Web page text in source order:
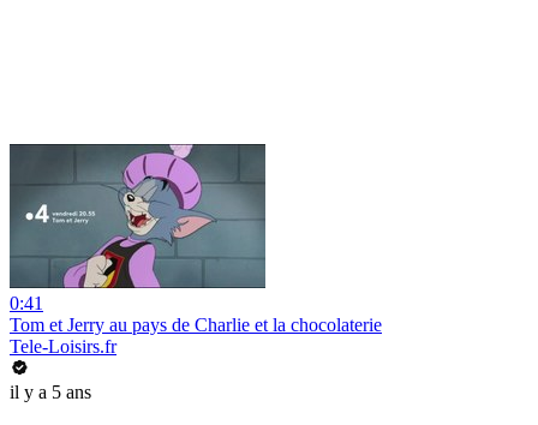
0:41
Tom et Jerry au pays de Charlie et la chocolaterie
Tele-Loisirs.fr
il y a 5 ans